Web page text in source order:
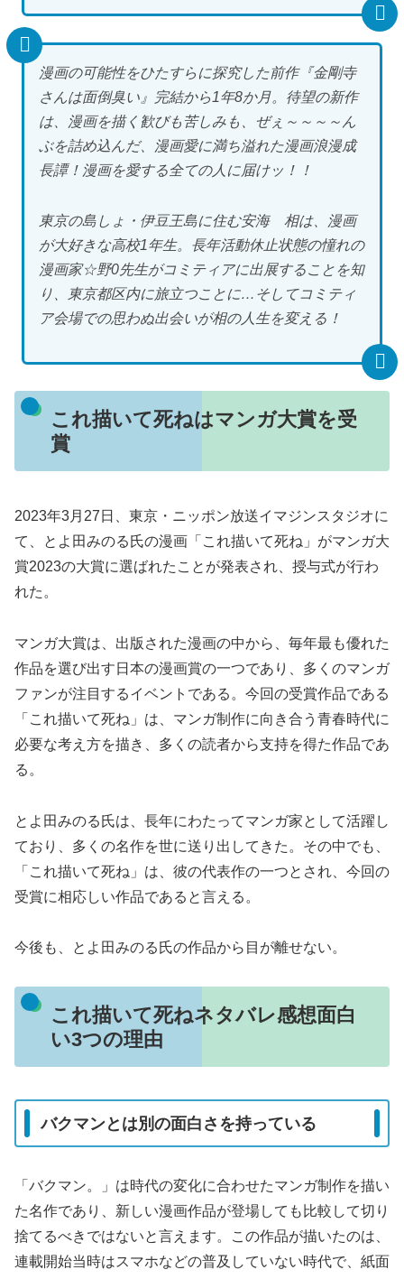
漫画の可能性をひたすらに探究した前作『金剛寺
さんは面倒臭い』完結から1年8か月。待望の新作
は、漫画を描く歓びも苦しみも、ぜぇ～～～～ん
ぶを詰め込んだ、漫画愛に満ち溢れた漫画浪漫成
長譚！漫画を愛する全ての人に届けッ！！
東京の島しょ・伊豆王島に住む安海 相は、漫画
が大好きな高校1年生。長年活動休止状態の憧れの
漫画家☆野0先生がコミティアに出展することを知
り、東京都区内に旅立つことに…そしてコミティ
ア会場での思わぬ出会いが相の人生を変える！
これ描いて死ねはマンガ大賞を受
賞
2023年3月27日、東京・ニッポン放送イマジンスタジオに
て、とよ田みのる氏の漫画「これ描いて死ね」がマンガ大
賞2023の大賞に選ばれたことが発表され、授与式が行わ
れた。
マンガ大賞は、出版された漫画の中から、毎年最も優れた
作品を選び出す日本の漫画賞の一つであり、多くのマンガ
ファンが注目するイベントである。今回の受賞作品である
「これ描いて死ね」は、マンガ制作に向き合う青春時代に
必要な考え方を描き、多くの読者から支持を得た作品であ
る。
とよ田みのる氏は、長年にわたってマンガ家として活躍し
ており、多くの名作を世に送り出してきた。その中でも、
「これ描いて死ね」は、彼の代表作の一つとされ、今回の
受賞に相応しい作品であると言える。
今後も、とよ田みのる氏の作品から目が離せない。
これ描いて死ねネタバレ感想面白
い3つの理由
バクマンとは別の面白さを持っている
「バクマン。」は時代の変化に合わせたマンガ制作を描い
た名作であり、新しい漫画作品が登場しても比較して切り
捨てるべきではないと言えます。この作品が描いたのは、
連載開始当時はスマホなどの普及していない時代で、紙面